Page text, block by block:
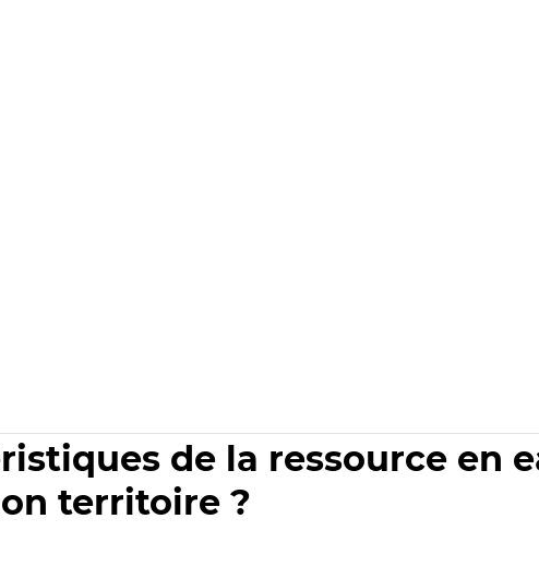
de la ressource en
territoire ?